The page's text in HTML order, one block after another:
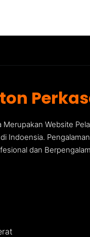
Merupakan Website
Indoensia.
dan